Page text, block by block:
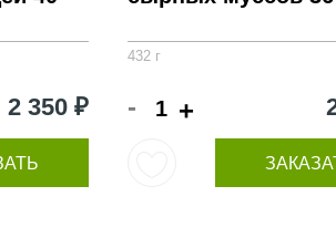
2 350 ₽
432 г
- +